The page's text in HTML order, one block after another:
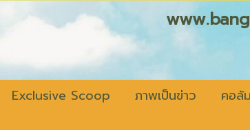
Exclusive Scoop ภาพเป็นข่าว
คอลั